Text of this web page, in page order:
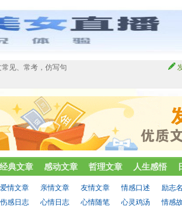
见、常考，仿写句
经典文章 感动文章 哲理文章 人生感悟
爱情文章 亲情文章 友情文章 情感口述 励志
伤感日志 心情日志 心情随笔 心灵鸡汤 情感